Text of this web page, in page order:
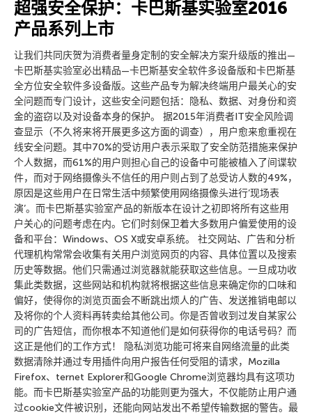
超强安全保护：卡巴斯基实验室2016
产品系列上市
让我们共同庆贺为消费者量身定制的安全解决方案升级版的推出—
卡巴斯基实验室必出精品—卡巴斯基安全软件多设备版和卡巴斯基
全方位安全软件多设备版。这些产品专为解决终端用户最关心的安
全问题而专门设计，这些安全问题包括：隐私、数据、对身份和资
金的盗窃以及对设备本身的保护。 据2015年消费者IT安全风险调
查显示（不久将来将开展更多这方面的调查），用户愈来愈重视在
线安全问题。其中70%的受访用户表示采取了安全防范措施来保护
个人数据，而61%的用户则担心自己的设备中可能被植入了间谍软
件，而对于网络摄像头不信任的用户则占到了总受访人数的49%，
原因是这些用户在日常生活中频繁使用网络摄像头进行’现场表
演’。而卡巴斯基实验室产品的新版本在设计之初即将所有这些用
户关心的问题考虑在内。它们时刻保卫着大多数用户偏爱使用的设
备和平台：Windows、OS X或安卓系统。 社交网站、广告和分析
代理机构常常会收集有关用户浏览网页的内容、具体位置以及搜索
历史等数据。他们只需通过浏览器就能获取这些信息。一旦成功收
集此类数据，这些网站和机构就将根据这些信息来确定你的口味和
偏好，使得你的浏览页面会不断跳出烦人的广告、发送推销电邮以
及将你的个人资料再转卖给其他公司。你是否曾收到过发自某家公
司的广告短信，而你根本不知道他们是如何获得你的电话号码？而
这正是他们的工作方式！ 隐私浏览功能可将来自网络流量的此类
数据清除并通过专用插件向用户报告任何受阻的请求，Mozilla
Firefox、ternet Explorer和Google Chrome浏览器均具有这项功
能。而卡巴斯基实验室产品的功能则更为强大，不仅能防止用户通
过cookie文件被识别，还能向网站发出不希望传输数据的警告。最